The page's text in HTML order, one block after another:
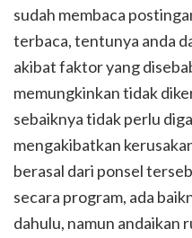
sudah membaca
terbaca, tentunya anda
akibat faktor yang
memungkinkan tidak
sebaiknya tidak perlu
mengakibatkan
berasal dari ponsel
secara program, ada
dahulu, namun andaikan